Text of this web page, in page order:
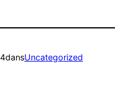
dansUncategorized